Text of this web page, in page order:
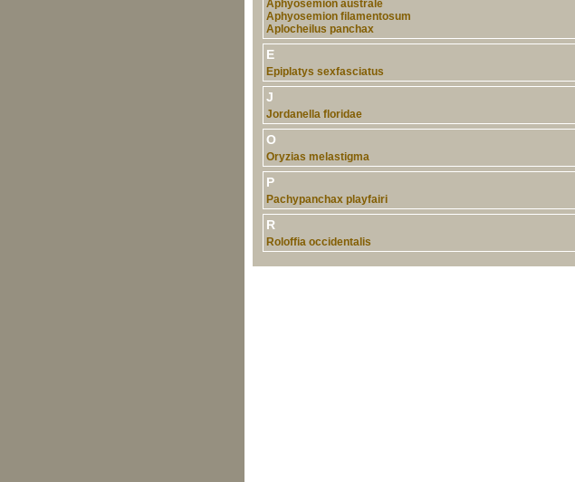
Aphyosemion australe
Aphyosemion filamentosum
Aplocheilus panchax
E
Epiplatys sexfasciatus
J
Jordanella floridae
O
Oryzias melastigma
P
Pachypanchax playfairi
R
Roloffia occidentalis